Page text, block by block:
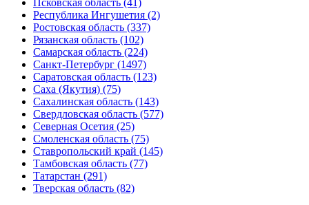
Псковская область (41)
Республика Ингушетия (2)
Ростовская область (337)
Рязанская область (102)
Самарская область (224)
Санкт-Петербург (1497)
Саратовская область (123)
Саха (Якутия) (75)
Сахалинская область (143)
Свердловская область (577)
Северная Осетия (25)
Смоленская область (75)
Ставропольский край (145)
Тамбовская область (77)
Татарстан (291)
Тверская область (82)